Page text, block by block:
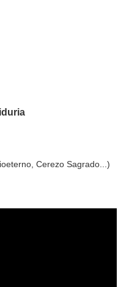
Cerezo Sagrado...)